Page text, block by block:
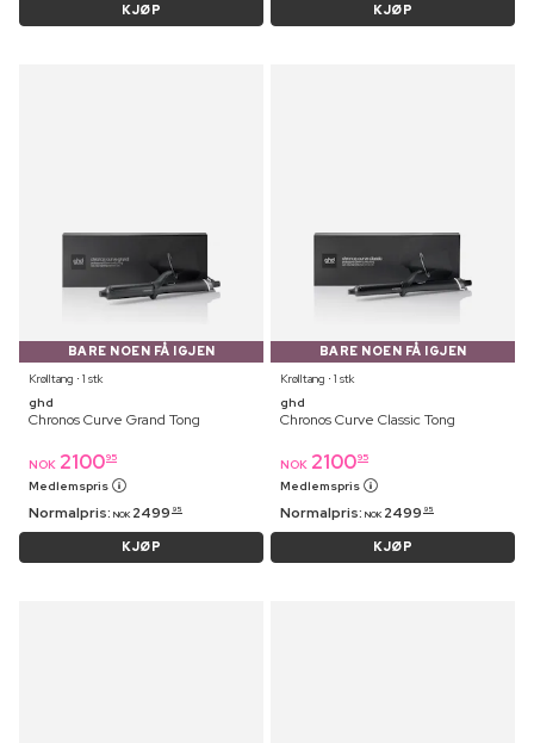
KJØP KJØP
BARE NOEN FÅ IGJEN
Krølltang ⋅ 1 stk
ghd
Chronos Curve Grand Tong
NOK 210095
Medlemspris
Normalpris: NOK 2499 95
KJØP
BARE NOEN FÅ IGJEN
Krølltang ⋅ 1 stk
ghd
Chronos Curve Classic Tong
NOK 210095
Medlemspris
Normalpris: NOK 2499 95
KJØP